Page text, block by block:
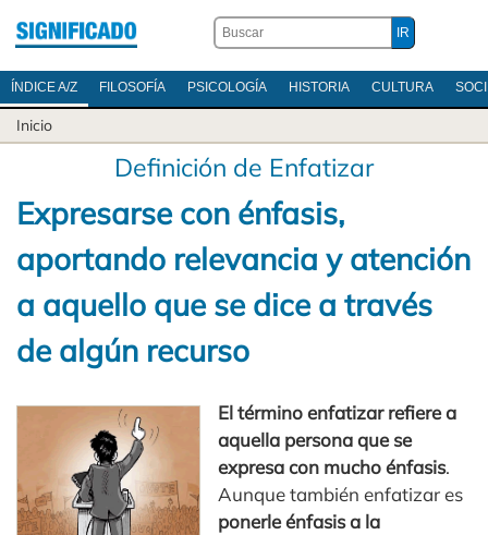
ÍNDICE A/Z FILOSOFÍA PSICOLOGÍA HISTORIA CULTURA
Inicio
Definición de Enfatizar
Expresarse con énfasis,
aportando relevancia y atención
a aquello que se dice a través
de algún recurso
El término enfatizar refiere a
aquella persona que se
expresa con mucho énfasis.
Aunque también enfatizar es
ponerle énfasis a la